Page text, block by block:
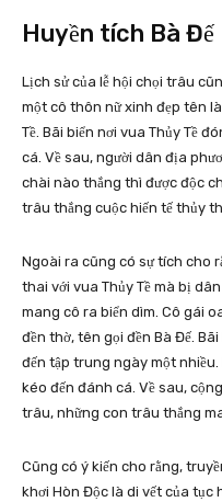
Huyền tích Bà Đế
Lịch sử của lễ hội chọi trâu
một cô thôn nữ xinh đẹp tên
Tề. Bãi biển nơi vua Thủy Tề
cá. Về sau, người dân địa
chài nào thắng thì được độc
trâu thắng cuộc hiến tế thủy
Ngoài ra cũng có sự tích cho
thai với vua Thủy Tề mà bị
mang cô ra biển dìm. Cô gái
đền thờ, tên gọi đền Bà Đế.
đến tập trung ngày một
kéo đến đánh cá. Về sau,
trâu, những con trâu thắng
Cũng có ý kiến cho rằng,
khơi Hòn Độc là di vết của tục